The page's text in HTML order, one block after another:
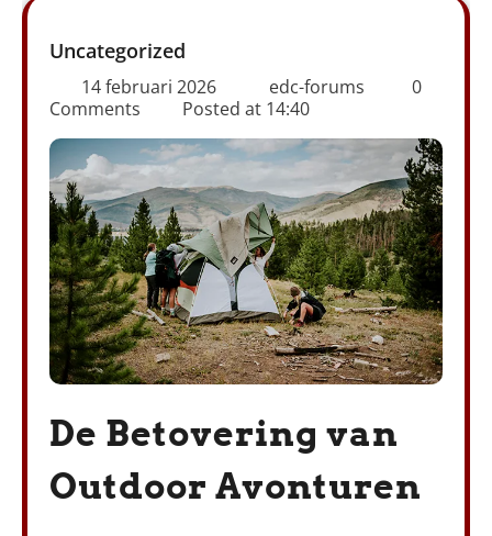
Uncategorized
14 februari 2026 edc-forums
0
Comments
Posted at 14:40
De Betovering van
Outdoor Avonturen